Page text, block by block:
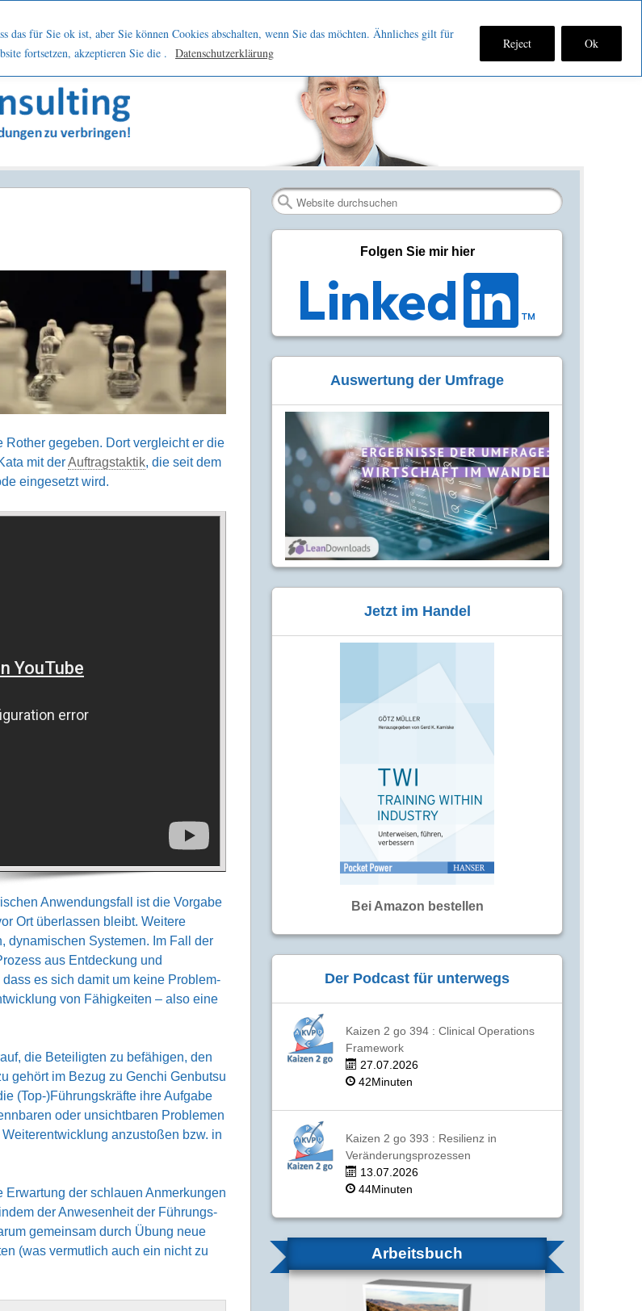
das für Sie ok ist, aber Sie können Cookies abschalten, wenn Sie das möchten. Ähnliches gilt für
fortsetzen, akzeptieren Sie die . Datenschutzerklärung
Reject Ok
Kontakt Blog
Podcast
Fan Verbinden
RSS-
Search
gegeben. Dort vergleicht er die
mit derAuftragstaktik, die seit dem
eingesetzt wird.
Anwen­dungs­fall ist die Vorgabe
Ort über­lassen bleibt. Weitere
dynami­schen Systemen. Im Fall der
aus Ent­deckung und
es sich damit um keine Problem­
von Fähig­keiten – also eine
die Betei­ligten zu befähigen, den
gehört im Bezug zu Genchi Genbutsu
(Top-)Führungs­kräfte ihre Aufgabe
oder unsicht­baren Prob­lemen
anzustoßen bzw. in
Erwartung der schlauen Anmer­kungen
der Anwesen­heit der Führungs­
gemein­sam durch Übung neue
(was vermut­lich auch ein nicht zu
Folgen Sie mir hier
Auswertung der Umfrage
Jetzt im Handel
Bei Amazon bestellen
Der Podcast für unterwegs
Kaizen 2 go 394 : Clinical Operations
Framework
27.07.2026
42Minuten
Kaizen 2 go 393 : Resilienz in
Veränderungsprozessen
13.07.2026
44Minuten
Arbeitsbuch